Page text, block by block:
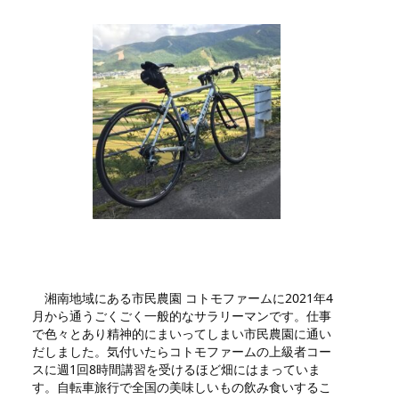
湘南地域にある市民農園 コトモファームに2021年4
月から通うごくごく一般的なサラリーマンです。仕事
で色々とあり精神的にまいってしまい市民農園に通い
だしました。気付いたらコトモファームの上級者コー
スに週1回8時間講習を受けるほど畑にはまっていま
す。自転車旅行で全国の美味しいもの飲み食いするこ